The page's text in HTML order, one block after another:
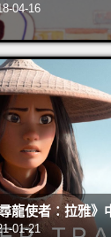
04-16
龍使者：拉雅》
01-21